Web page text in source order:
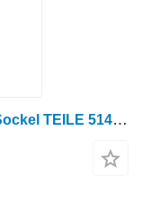
Gniazdo CZĘŚCI Fendt Favorit 514 Sockel TEILE 514100220190 für Fendt Favorit 514 Radtraktor